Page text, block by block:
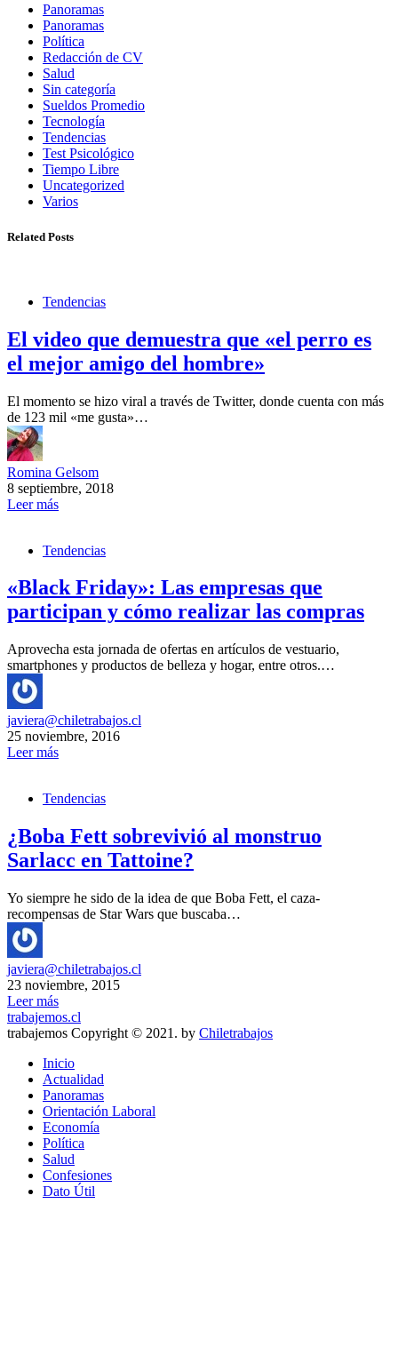
Panoramas
Panoramas
Política
Redacción de CV
Salud
Sin categoría
Sueldos Promedio
Tecnología
Tendencias
Test Psicológico
Tiempo Libre
Uncategorized
Varios
Related Posts
Tendencias
El video que demuestra que «el perro es
el mejor amigo del hombre»
El momento se hizo viral a través de Twitter, donde cuenta con más
de 123 mil «me gusta»…
Romina Gelsom
8 septiembre, 2018
Leer más
Tendencias
«Black Friday»: Las empresas que
participan y cómo realizar las compras
Aprovecha esta jornada de ofertas en artículos de vestuario,
smartphones y productos de belleza y hogar, entre otros.…
javiera@chiletrabajos.cl
25 noviembre, 2016
Leer más
Tendencias
¿Boba Fett sobrevivió al monstruo
Sarlacc en Tattoine?
Yo siempre he sido de la idea de que Boba Fett, el caza-
recompensas de Star Wars que buscaba…
javiera@chiletrabajos.cl
23 noviembre, 2015
Leer más
trabajemos.cl
trabajemos Copyright © 2021. by Chiletrabajos
Inicio
Actualidad
Panoramas
Orientación Laboral
Economía
Política
Salud
Confesiones
Dato Útil